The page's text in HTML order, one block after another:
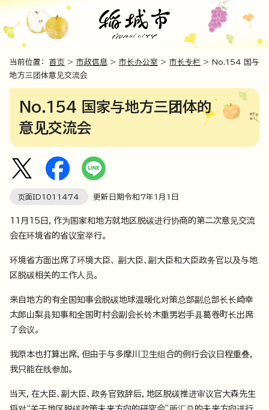
当前位置： 首页 > 市政信息 > 市长办公室 > 市长专栏 > No.154 国与
地方三团体意见交流会
No.154 国家与地方三团体的
意见交流会
页面ID1011474 更新日期令和7年1月1日
11月15日，作为国家和地方就地区脱碳进行协商的第二次意见交流
会在环境省的省议室举行。
环境省方面出席了环境大臣、 副大臣、副大臣和大臣政务官以及与地
区脱碳相关的工作人员。
来自地方的有全国知事会脱碳地球温暖化对策总部副总部长长崎幸
太郎山梨县知事和全国町村会副会长铃木重男岩手县葛卷町长出席
了会议。
我原本也打算出席，但由于与多摩川卫生组合的例行会议日程重叠，
我只能在线参加。
当天，在大臣、副大臣、政务官致辞后，地区脱碳推进审议官大森先生